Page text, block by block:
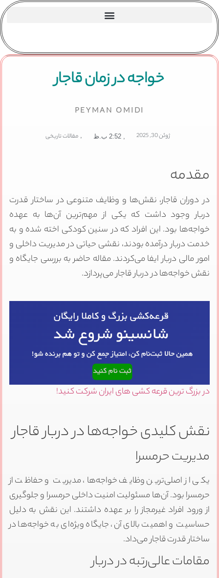
خواجه در زمان قاجار
PEYMAN OMIDI
ژوئن 30, 2025 2:52 ب.ظ , مقالات تاریخی
مقدمه
در دوران قاجار، نقش‌ها و وظایف متنوعی در ساختار قدرت
دربار وجود داشت که یکی از مهم‌ترین آن‌ها به عهده
خواجه‌ها بود. این افراد که در سنین کودکی اخته شده و به
خدمت دربار درآمده بودند، نقشی حیاتی در مدیریت داخلی و
امور مالی دربار ایفا می‌کردند. مقاله حاضر به بررسی جایگاه و
نقش خواجه‌ها در دربار قاجار می‌پردازد.
در بزرگ ترین قرعه کشی های ایران شرکت کنید!
نقش کلیدی خواجه‌ها در دربار قاجار
مدیریت حرمسرا
یکی از اصلی‌ترین وظایف خواجه‌ها، مدیریت و حفاظت از
حرمسرا بود. آن‌ها مسئولیت امنیت داخلی حرمسرا و جلوگیری
از ورود افراد غیرمجاز را بر عهده داشتند. این نقش به دلیل
حساسیت و اهمیت بالای آن، جایگاه ویژه‌ای به خواجه‌ها در
ساختار قدرت قاجار می‌داد.
مقامات عالی‌رتبه در دربار